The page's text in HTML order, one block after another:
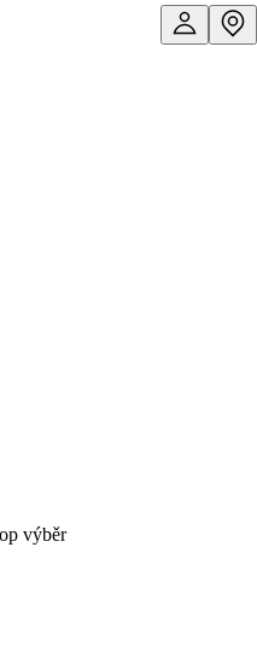
výběr